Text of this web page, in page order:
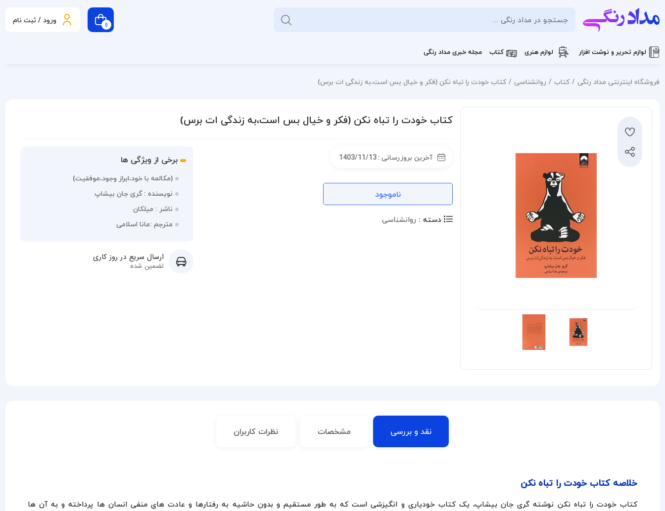
0 ورود / ثبت نام
لوازم تحریر و نوشت افزار لوازم هنری کتاب مجله خبری مداد رنگی
فروشگاه اینترنتی مداد رنگی کتاب روانشناسی کتاب خودت را تباه نکن (فکر و خیال بس است،به زندگی ات برس)
کتاب خودت را تباه نکن (فکر و خیال بس است،به زندگی ات برس)
آخرین بروزرسانی :1403/11/13
ناموجود
دسته : روانشناسی
برخی از ویژگی ها
(مکالمه با خود،ابراز وجود،موفقیت)
نویسنده : گری جان بیشاپ
ناشر : میلکان
مترجم :مانا اسلامی
ارسال سریع در روز کاری
تضمین شده
نقد و بررسی مشخصات نظرات کاربران
خلاصه کتاب خودت را تباه نکن
کتاب خودت را تباه نکن نوشته گری جان بیشاپ، یک کتاب خودیاری و انگیزشی است که به طور مستقیم و بدون حاشیه به رفتارها و عادت‌ های منفی انسان‌ ها پرداخته و به آن‌ ها